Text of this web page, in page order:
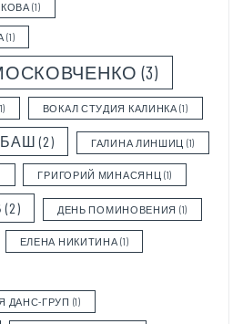
(1)
(1)
(3)
ВОКАЛ СТУДИЯ КАЛИНКА (1)
(2) ГАЛИНА ЛИНШИЦ (1)
ГРИГОРИЙ МИНАСЯНЦ (1)
(2) ДЕНЬ ПОМИНОВЕНИЯ (1)
ЕЛЕНА НИКИТИНА (1)
ДАНС-ГРУП (1)